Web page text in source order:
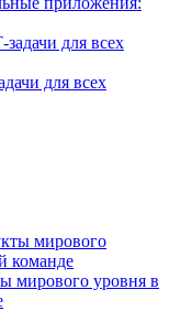
для всех
мирового уровня в